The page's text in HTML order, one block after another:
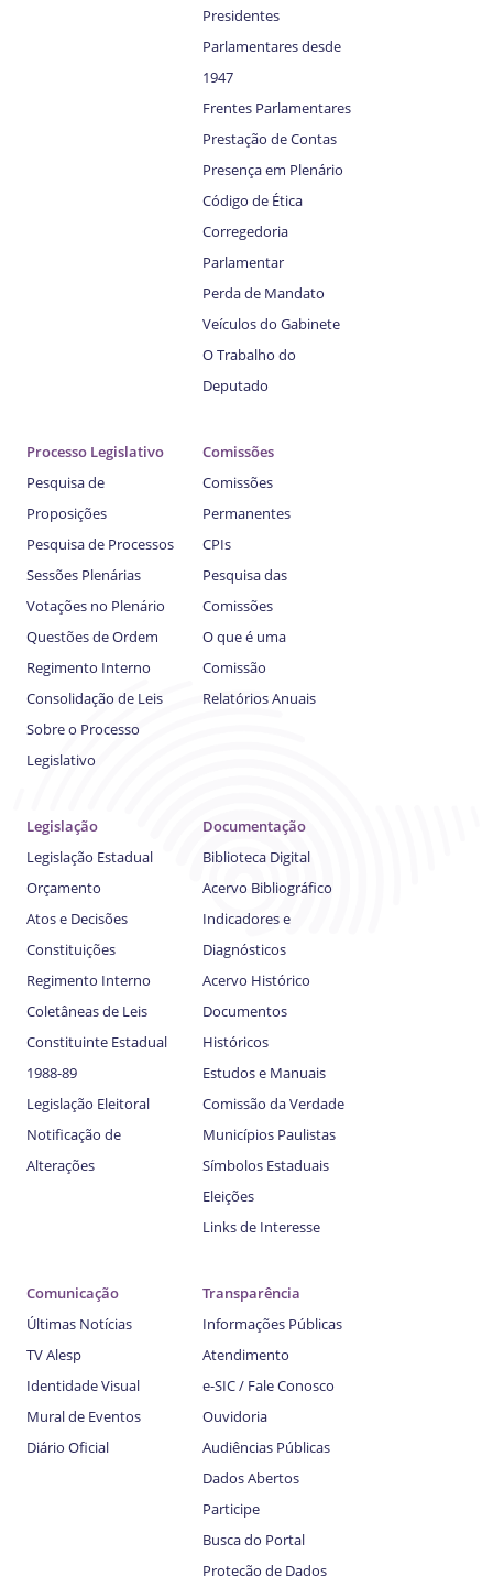
Presidentes
Parlamentares desde
1947
Frentes Parlamentares
Prestação de Contas
Presença em Plenário
Código de Ética
Corregedoria
Parlamentar
Perda de Mandato
Veículos do Gabinete
O Trabalho do
Deputado
Processo Legislativo
Pesquisa de
Proposições
Pesquisa de Processos
Sessões Plenárias
Votações no Plenário
Questões de Ordem
Regimento Interno
Consolidação de Leis
Sobre o Processo
Legislativo
Comissões
Comissões
Permanentes
CPIs
Pesquisa das
Comissões
O que é uma
Comissão
Relatórios Anuais
Legislação
Legislação Estadual
Orçamento
Atos e Decisões
Constituições
Regimento Interno
Coletâneas de Leis
Constituinte Estadual
1988-89
Legislação Eleitoral
Notificação de
Alterações
Documentação
Biblioteca Digital
Acervo Bibliográfico
Indicadores e
Diagnósticos
Acervo Histórico
Documentos
Históricos
Estudos e Manuais
Comissão da Verdade
Municípios Paulistas
Símbolos Estaduais
Eleições
Links de Interesse
Comunicação
Últimas Notícias
TV Alesp
Identidade Visual
Mural de Eventos
Diário Oficial
Transparência
Informações Públicas
Atendimento
e-SIC / Fale Conosco
Ouvidoria
Audiências Públicas
Dados Abertos
Participe
Busca do Portal
Proteção de Dados